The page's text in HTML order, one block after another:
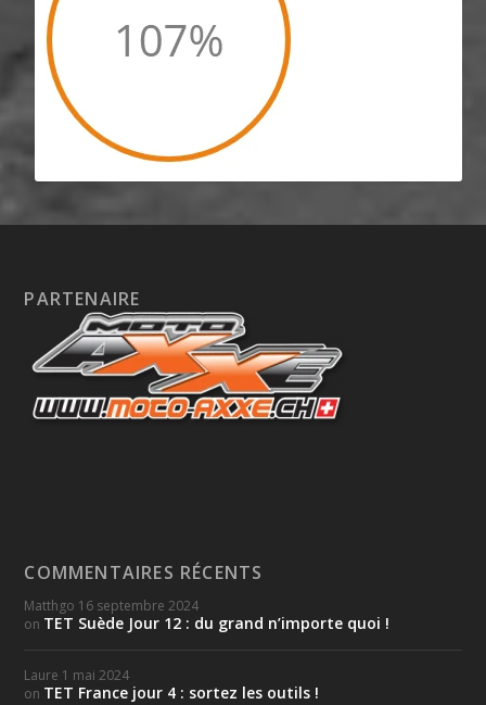
PARTENAIRE
COMMENTAIRES RÉCENTS
Matthgo 16 septembre 2024
on TET Suède Jour 12 : du grand n’importe quoi !
Laure 1 mai 2024
on TET France jour 4 : sortez les outils !